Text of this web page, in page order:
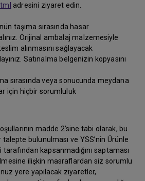
adresini ziyaret edin.
taşıma sırasında hasar
Orijinal ambalaj malzemesiyle
alınmasını sağlayacak
Satınalma belgenizin kopyasını
sırasında veya sonucunda meydana
için hiçbir sorumluluk
madde 2’sine tabi olarak, bu
bulunulması ve YSS’nin Ürünle
kapsanmadığını saptaması
ilişkin masraflardan siz sorumlu
yere yapılacak ziyaretler,